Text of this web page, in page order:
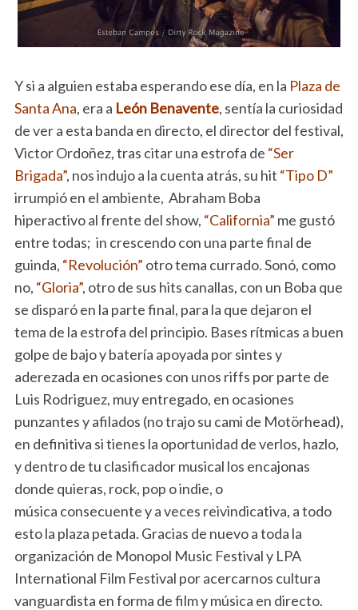
Y si a alguien estaba esperando ese día, en la Plaza de
Santa Ana, era a León Benavente, sentía la curiosidad
de ver a esta banda en directo, el director del festival,
Victor Ordoñez, tras citar una estrofa de “Ser
Brigada”, nos indujo a la cuenta atrás, su hit “Tipo D”
irrumpió en el ambiente, Abraham Boba
hiperactivo al frente del show, “California” me gustó
entre todas; in crescendo con una parte final de
guinda, “Revolución” otro tema currado. Sonó, como
no, “Gloria”, otro de sus hits canallas, con un Boba que
se disparó en la parte final, para la que dejaron el
tema de la estrofa del principio. Bases rítmicas a buen
golpe de bajo y batería apoyada por sintes y
aderezada en ocasiones con unos riffs por parte de
Luis Rodriguez, muy entregado, en ocasiones
punzantes y afilados (no trajo su cami de Motörhead),
en definitiva si tienes la oportunidad de verlos, hazlo,
y dentro de tu clasificador musical los encajonas
donde quieras, rock, pop o indie, o
música consecuente y a veces reivindicativa, a todo
esto la plaza petada. Gracias de nuevo a toda la
organización de Monopol Music Festival y LPA
International Film Festival por acercarnos cultura
vanguardista en forma de film y música en directo.